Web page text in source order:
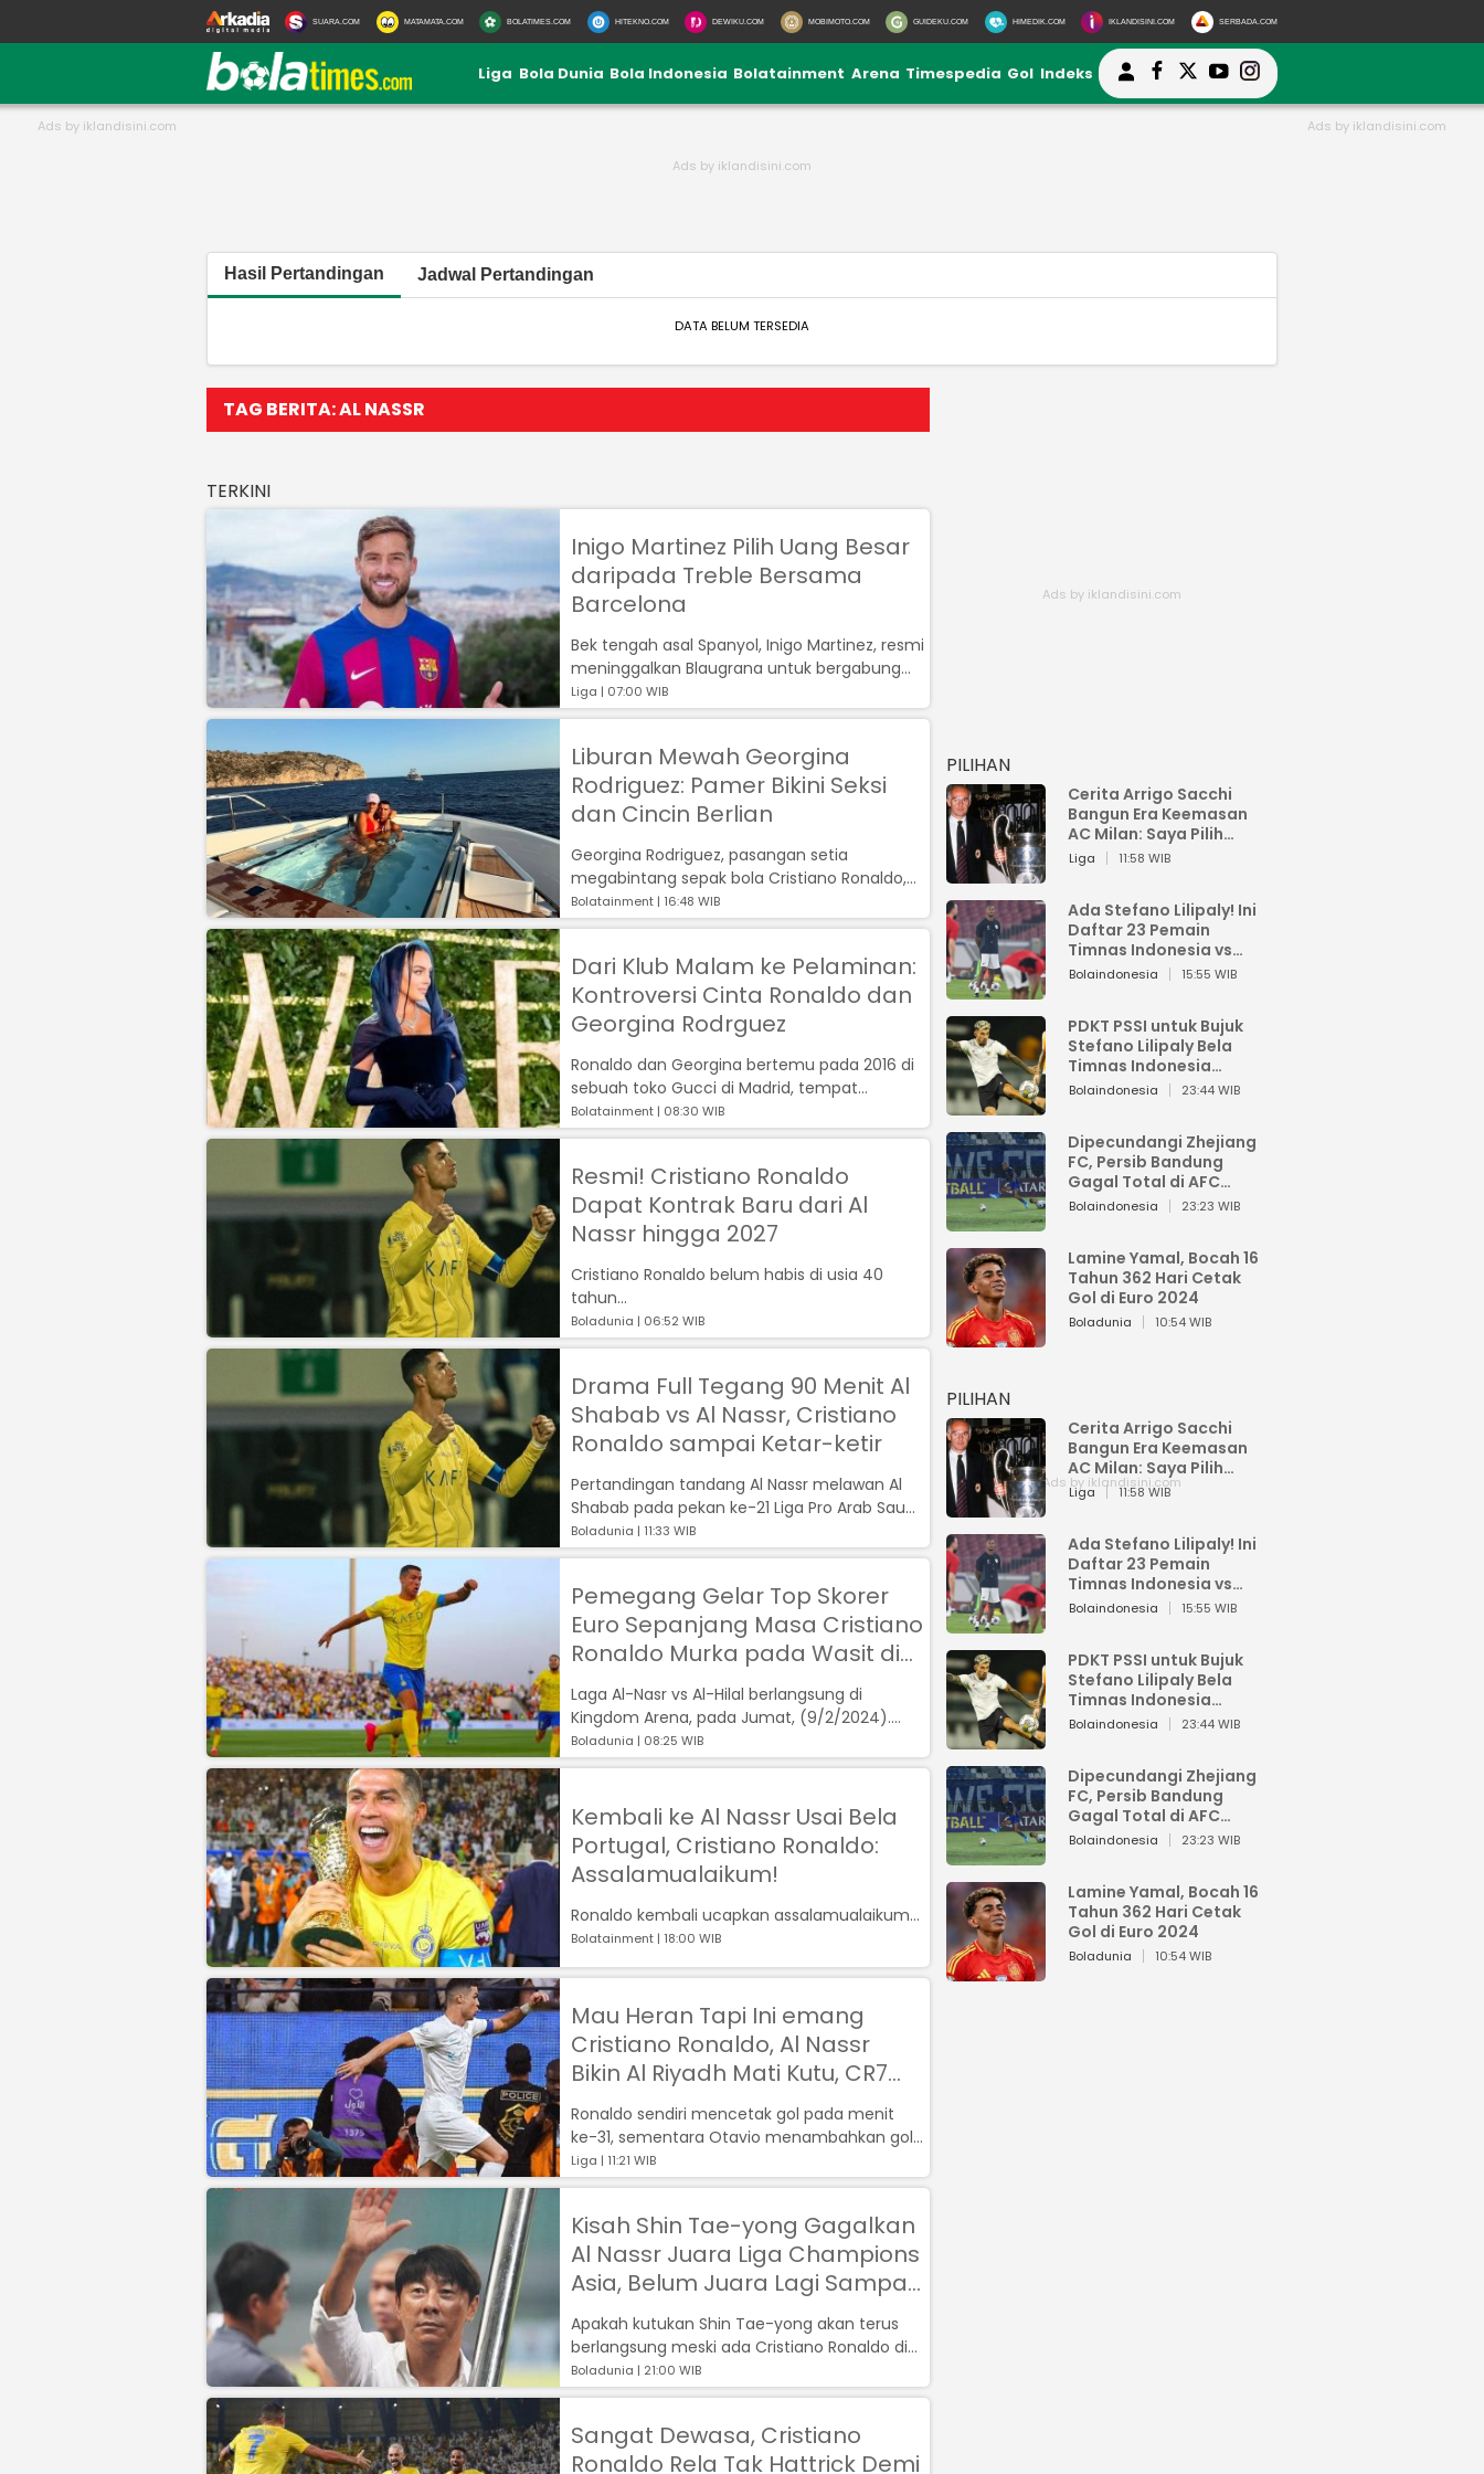
SUARA.COM MATAMATA.COM BOLATIMES.COM HITEKNO.COM DEWIKU.COM MOBIMOTO.COM GUIDEKU.COM HIMEDIK.COM IKLANDISINI.COM SERBADA.COM
Liga Bola Dunia Bola Indonesia Bolatainment Arena Timespedia Gol Indeks
Hasil Pertandingan Jadwal Pertandingan
DATA BELUM TERSEDIA
TAG BERITA: AL NASSR
TERKINI
Inigo Martinez Pilih Uang Besar
daripada Treble Bersama
Barcelona
Bek tengah asal Spanyol, Inigo Martinez, resmi
meninggalkan Blaugrana untuk bergabung
dengan klub Liga Arab Saudi, Al-Na...
Liga | 07:00 WIB
Liburan Mewah Georgina
Rodriguez: Pamer Bikini Seksi
dan Cincin Berlian
Georgina Rodriguez, pasangan setia
megabintang sepak bola Cristiano Ronaldo,
kembali menyita perhatian publik...
Bolatainment | 16:48 WIB
Dari Klub Malam ke Pelaminan:
Kontroversi Cinta Ronaldo dan
Georgina Rodrguez
Ronaldo dan Georgina bertemu pada 2016 di
sebuah toko Gucci di Madrid, tempat
Georgina bekerja sebagai asisten penjualan...
Bolatainment | 08:30 WIB
Resmi! Cristiano Ronaldo
Dapat Kontrak Baru dari Al
Nassr hingga 2027
Cristiano Ronaldo belum habis di usia 40
tahun...
Boladunia | 06:52 WIB
Drama Full Tegang 90 Menit Al
Shabab vs Al Nassr, Cristiano
Ronaldo sampai Ketar-ketir
Pertandingan tandang Al Nassr melawan Al
Shabab pada pekan ke-21 Liga Pro Arab Saudi,
Senin (26/2/2024) dini hari WIB, b...
Boladunia | 11:33 WIB
Pemegang Gelar Top Skorer
Euro Sepanjang Masa Cristiano
Ronaldo Murka pada Wasit di
Riyadh Season Cup 2024
Laga Al-Nasr vs Al-Hilal berlangsung di
Kingdom Arena, pada Jumat, (9/2/2024).
Tim dengan jersey warna kuning dominan it...
Boladunia | 08:25 WIB
Kembali ke Al Nassr Usai Bela
Portugal, Cristiano Ronaldo:
Assalamualaikum!
Ronaldo kembali ucapkan assalamualaikum...
Bolatainment | 18:00 WIB
Mau Heran Tapi Ini emang
Cristiano Ronaldo, Al Nassr
Bikin Al Riyadh Mati Kutu, CR7
Tembus 1.200 Laga Secara
Mulus
Ronaldo sendiri mencetak gol pada menit
ke-31, sementara Otavio menambahkan gol
pada menit ke-45+3, dan Talisca mencetak...
Liga | 11:21 WIB
Kisah Shin Tae-yong Gagalkan
Al Nassr Juara Liga Champions
Asia, Belum Juara Lagi Sampai
Sekarang
Apakah kutukan Shin Tae-yong akan terus
berlangsung meski ada Cristiano Ronaldo di
Al Nassr?...
Boladunia | 21:00 WIB
Sangat Dewasa, Cristiano
Ronaldo Rela Tak Hattrick Demi
PILIHAN
Cerita Arrigo Sacchi
Bangun Era Keemasan
AC Milan: Saya Pilih
Pemain dari Isi Otaknya
Liga 11:58 WIB
Ada Stefano Lilipaly! Ini
Daftar 23 Pemain
Timnas Indonesia vs
China
Bolaindonesia 15:55 WIB
PDKT PSSI untuk Bujuk
Stefano Lilipaly Bela
Timnas Indonesia
Berakhir Berantakan
Bolaindonesia 23:44 WIB
Dipecundangi Zhejiang
FC, Persib Bandung
Gagal Total di AFC
Champions League Two
Bolaindonesia 23:23 WIB
Lamine Yamal, Bocah 16
Tahun 362 Hari Cetak
Gol di Euro 2024
Boladunia 10:54 WIB
PILIHAN
Cerita Arrigo Sacchi
Bangun Era Keemasan
AC Milan: Saya Pilih
Pemain dari Isi Otaknya
Liga 11:58 WIB
Ada Stefano Lilipaly! Ini
Daftar 23 Pemain
Timnas Indonesia vs
China
Bolaindonesia 15:55 WIB
PDKT PSSI untuk Bujuk
Stefano Lilipaly Bela
Timnas Indonesia
Berakhir Berantakan
Bolaindonesia 23:44 WIB
Dipecundangi Zhejiang
FC, Persib Bandung
Gagal Total di AFC
Champions League Two
Bolaindonesia 23:23 WIB
Lamine Yamal, Bocah 16
Tahun 362 Hari Cetak
Gol di Euro 2024
Boladunia 10:54 WIB